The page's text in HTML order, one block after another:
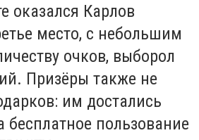
оказался Карлов
место, с небольшим
очков, выборол
Призёры также не
им достались
бесплатное пользование